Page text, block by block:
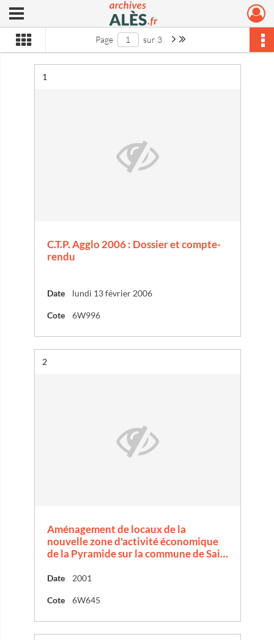
Archives municipales d'Alès
Ouvrir le menu déroulant
Page sur 3 Page suivante : 1/3
Résultat n°
1
C.T.P. Agglo 2006 : Dossier et compte-
rendu
Date lundi 13 février 2006
Cote 6W996
Résultat n°
2
Aménagement de locaux de la
nouvelle zone d'activité économique
de la Pyramide sur la commune de Sai…
Date 2001
Cote 6W645